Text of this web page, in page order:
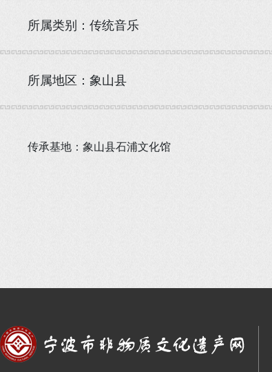
所属类别：传统音乐
所属地区：象山县
传承基地：象山县石浦文化馆